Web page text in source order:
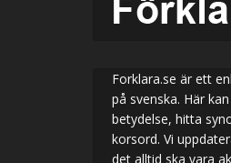
Forklara.se är ett
på svenska. Här
betydelse, hitta
korsord. Vi
det alltid ska vara